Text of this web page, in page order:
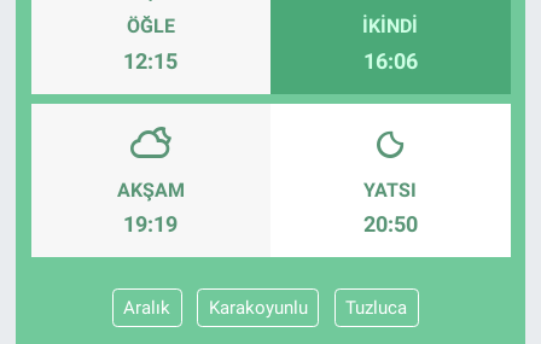
ÖĞLE
12:15
İKINDI
16:06
AKŞAM
19:19
YATSI
20:50
Aralık Karakoyunlu Tuzluca
TEKNOLOJİ